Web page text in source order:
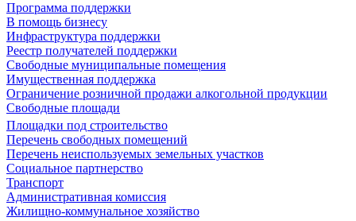
Программа поддержки
В помощь бизнесу
Инфраструктура поддержки
Реестр получателей поддержки
Свободные муниципальные помещения
Имущественная поддержка
Ограничение розничной продажи алкогольной продукции
Свободные площади
Площадки под строительство
Перечень свободных помещений
Перечень неиспользуемых земельных участков
Социальное партнерство
Транспорт
Административная комиссия
Жилищно-коммунальное хозяйство